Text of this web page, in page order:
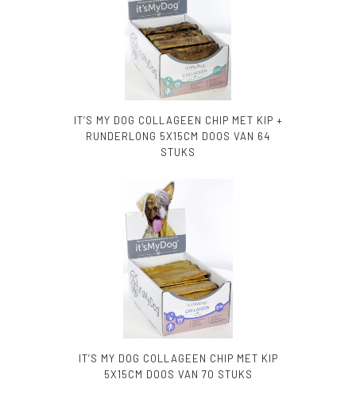
IT’S MY DOG COLLAGEEN CHIP MET KIP +
RUNDERLONG 5X15CM DOOS VAN 64
STUKS
IT’S MY DOG COLLAGEEN CHIP MET KIP
5X15CM DOOS VAN 70 STUKS